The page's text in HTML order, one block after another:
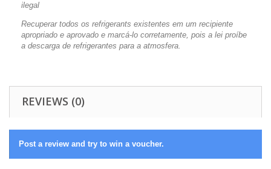
ilegal
Recuperar todos os refrigerants existentes em um recipiente
apropriado e aprovado e marcá-lo corretamente, pois a lei proíbe
a descarga de refrigerantes para a atmosfera.
REVIEWS (0)
Post a review and try to win a voucher.